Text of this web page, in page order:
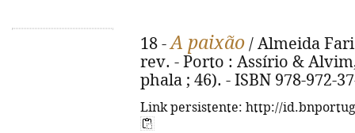
18 -A paixão / Almeida
rev. - Porto : Assírio &
phala ; 46). - ISBN 978-972-
Link persistente: http://